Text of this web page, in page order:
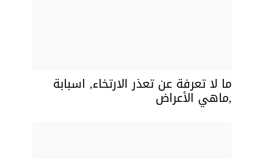
ما لا تعرفة عن تعذر الارتخاء, اسبابة
,ماهي الأعراض